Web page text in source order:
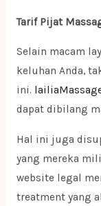
Tarif Pijat
Selain macam
keluhan Anda,
ini.
dapat dibilang
Hal ini juga
yang mereka
website legal
treatment yang